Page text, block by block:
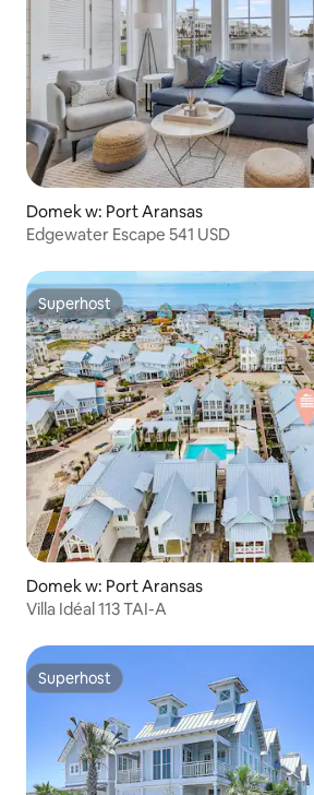
Domek w: Port Aransas
Edgewater Escape 541 USD
Superhost
Superhost
Domek w: Port Aransas
Villa Idéal 113 TAI-A
Superhost
Superhost